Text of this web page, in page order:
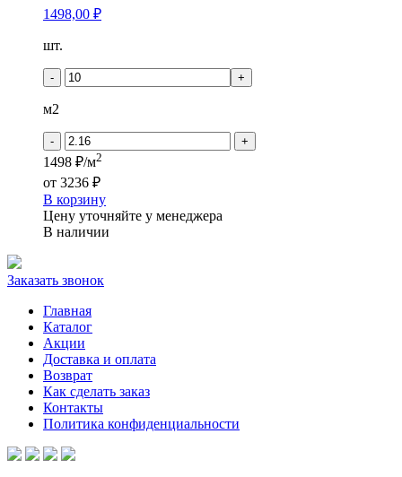
1498,00 ₽
Количество
Кронапласт
-
Хельсинки
шт.
- +
м2
- +
1498 ₽/м2
от 3236 ₽
В корзину
Цену уточняйте у менеджера
В наличии
Заказать звонок
Главная
Каталог
Акции
Доставка и оплата
Возврат
Как сделать заказ
Контакты
Политика конфиденциальности